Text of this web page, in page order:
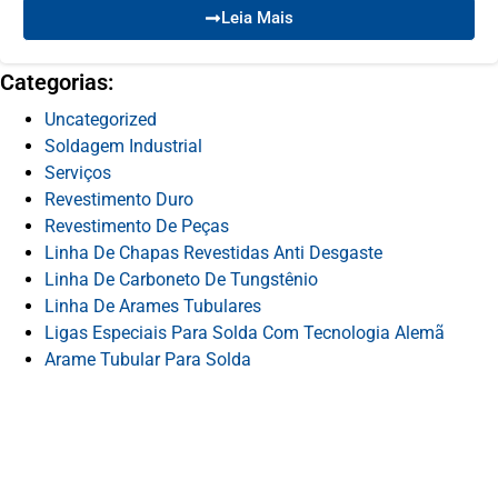
Leia Mais
Categorias:
Uncategorized
Soldagem Industrial
Serviços
Revestimento Duro
Revestimento De Peças
Linha De Chapas Revestidas Anti Desgaste
Linha De Carboneto De Tungstênio
Linha De Arames Tubulares
Ligas Especiais Para Solda Com Tecnologia Alemã
Arame Tubular Para Solda